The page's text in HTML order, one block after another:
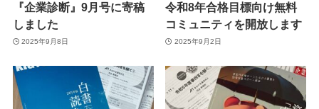
『企業診断』9月号に寄稿
しました
2025年9月8日
令和8年合格目標向け無料
コミュニティを開放します
2025年9月2日